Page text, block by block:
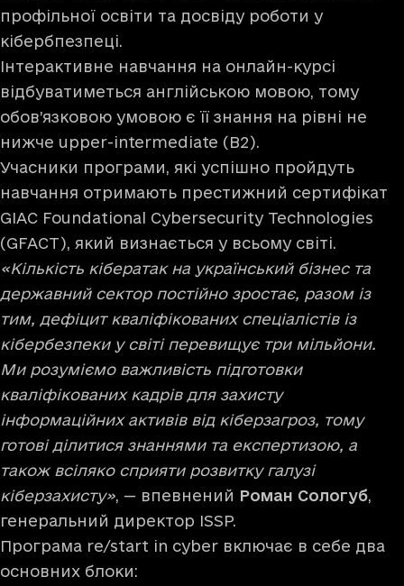
профільної освіти та досвіду роботи у
кібербпезпеці.
Інтерактивне навчання на онлайн-курсі
відбуватиметься англійською мовою, тому
обов’язковою умовою є її знання на рівні не
нижче upper-intermediate (B2).
Учасники програми, які успішно пройдуть
навчання отримають престижний сертифікат
GIAC Foundational Cybersecurity Technologies
(GFACT), який визнається у всьому світі.
«Кількість кібератак на український бізнес та
державний сектор постійно зростає, разом із
тим, дефіцит кваліфікованих спеціалістів із
кібербезпеки у світі перевищує три мільйони.
Ми розуміємо важливість підготовки
кваліфікованих кадрів для захисту
інформаційних активів від кіберзагроз, тому
готові ділитися знаннями та експертизою, а
також всіляко сприяти розвитку галузі
кіберзахисту», — впевнений Роман Сологуб,
генеральний директор ISSP.
Програма re/start in cyber включає в себе два
основних блоки: